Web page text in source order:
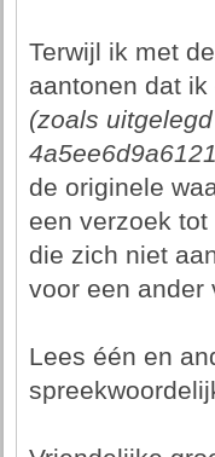
Terwijl ik met
aantonen dat
(zoals
de originele
een verzoek
die zich niet
voor een ander
Lees één en